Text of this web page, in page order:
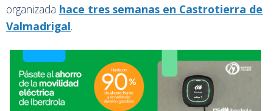
organizada hace tres semanas en Castrotierra de
Valmadrigal.